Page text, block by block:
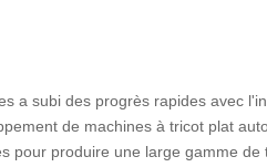
a subi des progrès rapides avec
de machines à tricot plat
pour produire une large gamme